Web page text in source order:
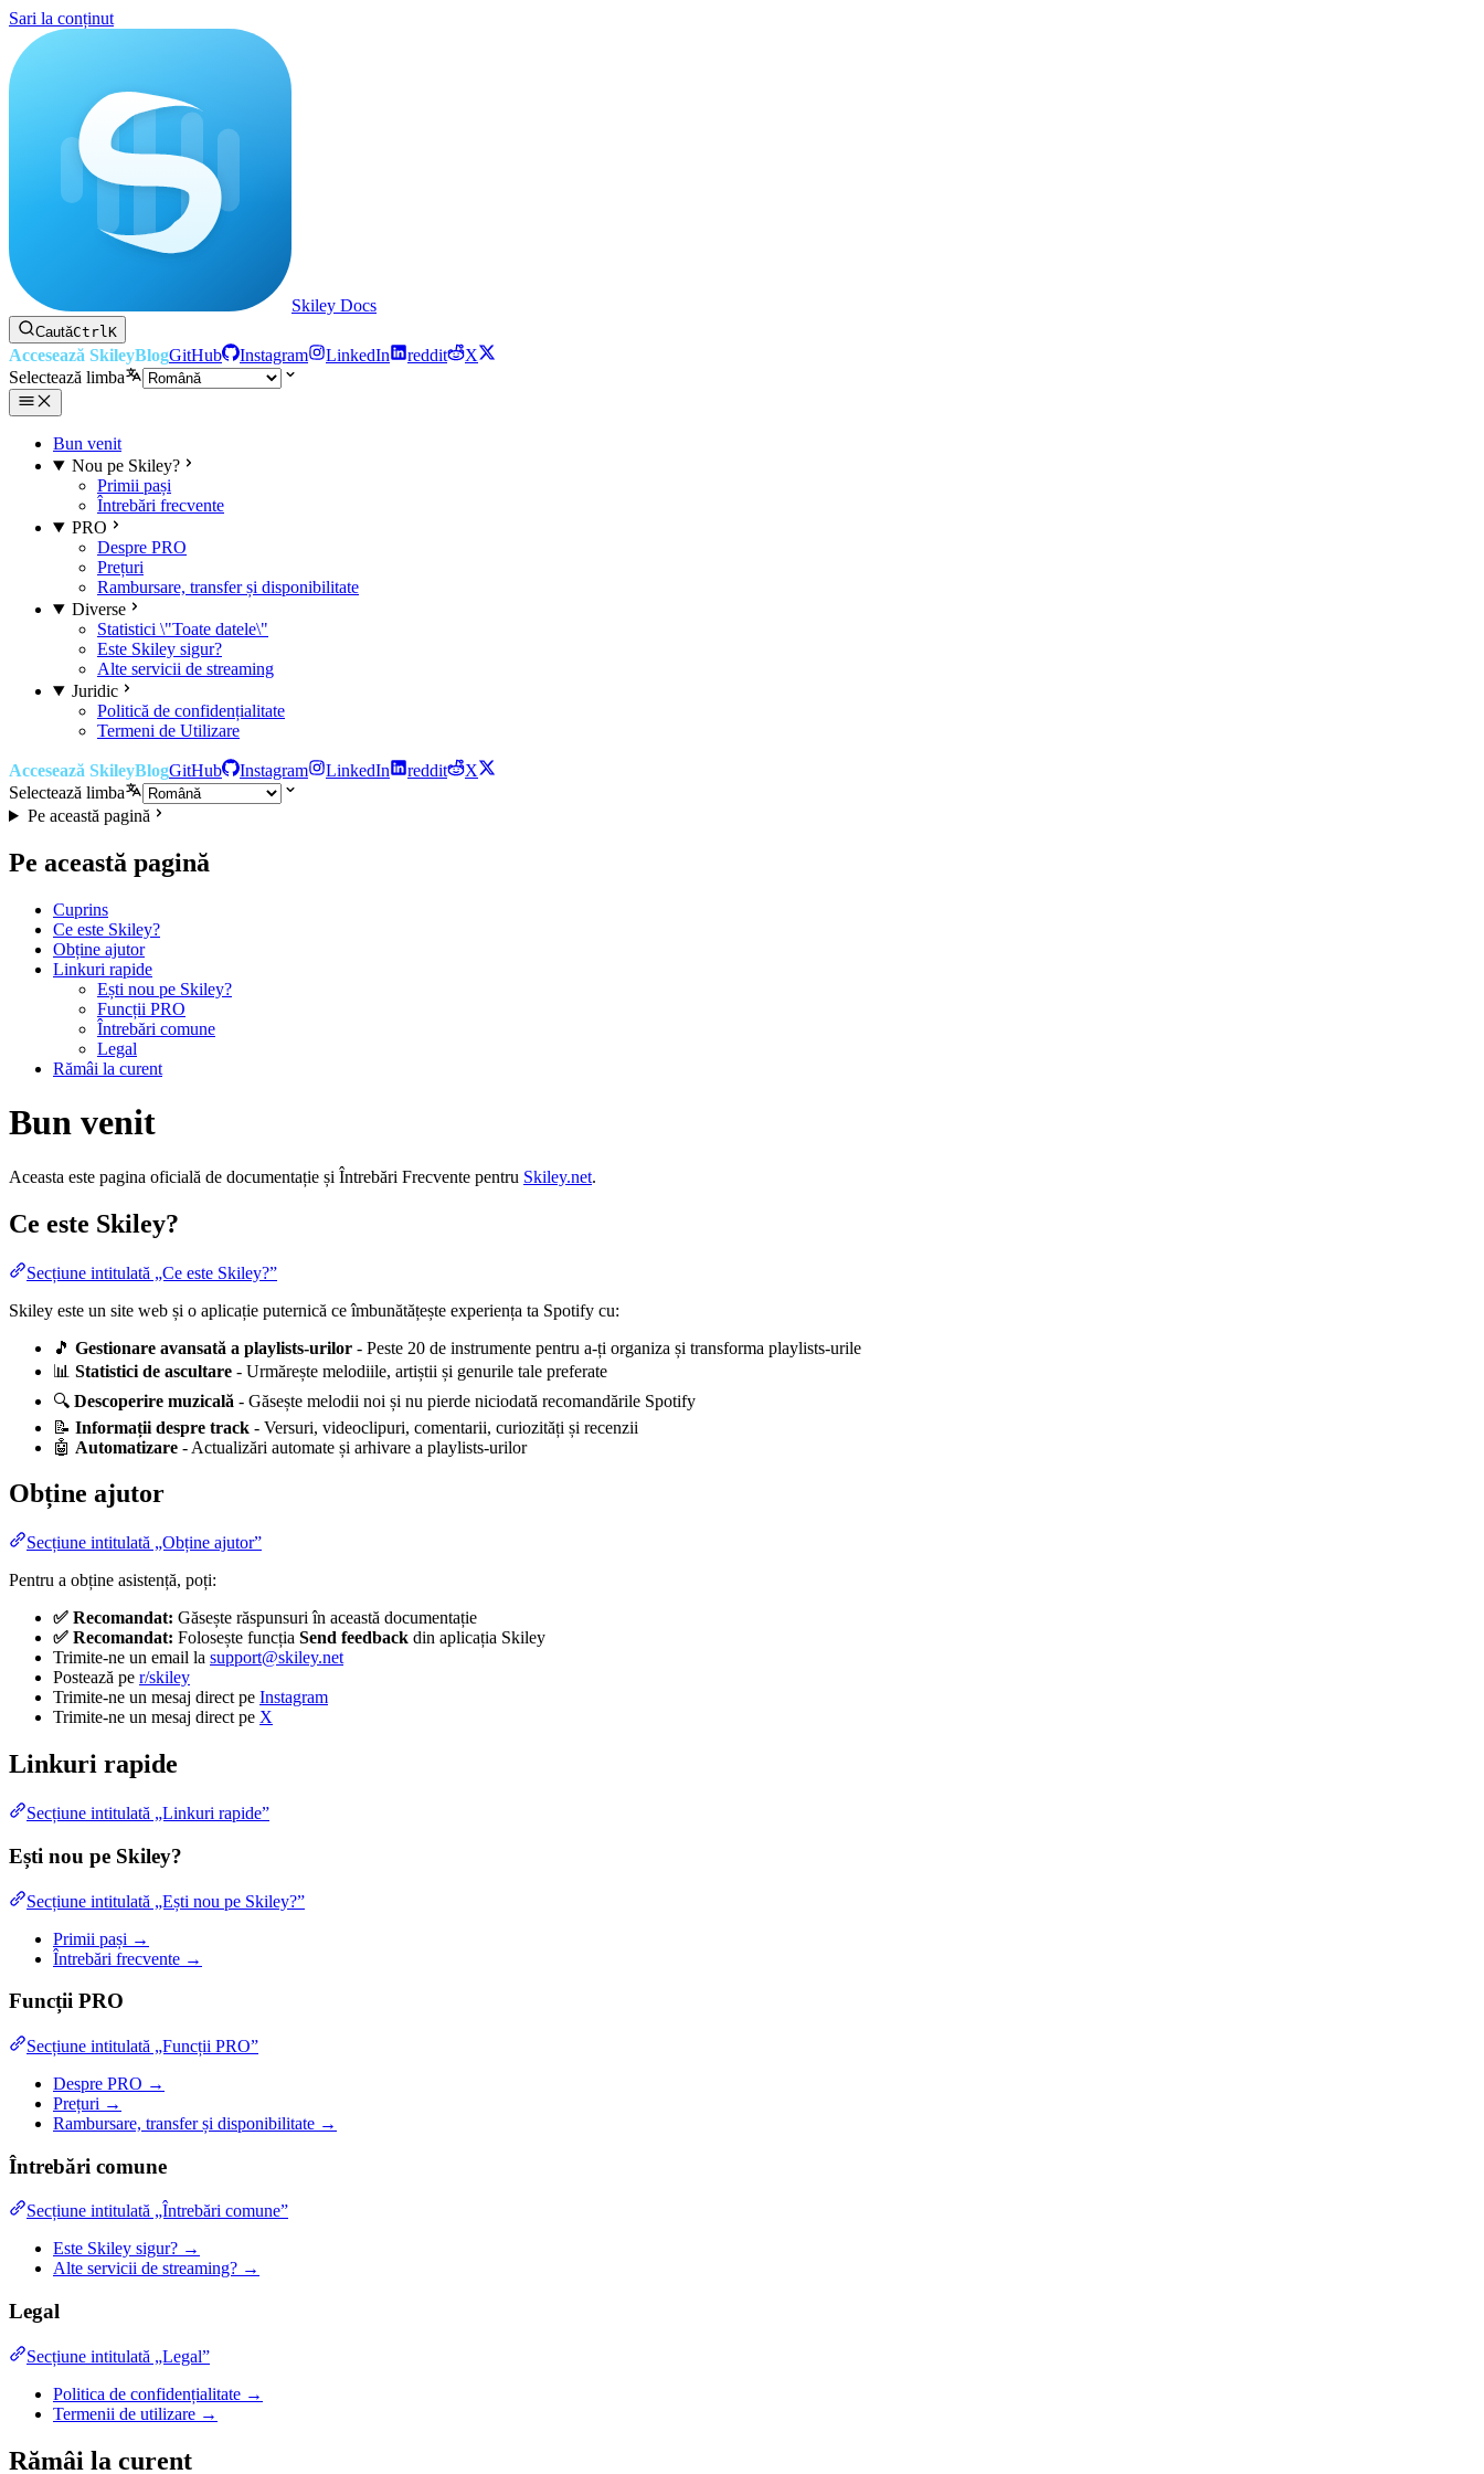
Sari la conținut
Skiley Docs
CautăCtrlK
Accesează SkileyBlogGitHub Instagram LinkedIn reddit
X
Selectează limba
Bun venit
Nou pe Skiley?
Primii pași
Întrebări frecvente
PRO
Despre PRO
Prețuri
Rambursare, transfer și disponibilitate
Diverse
Statistici \"Toate datele\"
Este Skiley sigur?
Alte servicii de streaming
Juridic
Politică de confidențialitate
Termeni de Utilizare
Accesează SkileyBlogGitHub Instagram LinkedIn reddit
X
Selectează limba
Pe această pagină
Pe această pagină
Cuprins
Ce este Skiley?
Obține ajutor
Linkuri rapide
Ești nou pe Skiley?
Funcții PRO
Întrebări comune
Legal
Rămâi la curent
Bun venit
Aceasta este pagina oficială de documentație și Întrebări Frecvente pentru Skiley.net.
Ce este Skiley?
Secțiune intitulată „Ce este Skiley?”
Skiley este un site web și o aplicație puternică ce îmbunătățește experiența ta Spotify cu:
🎵 Gestionare avansată a playlists-urilor - Peste 20 de instrumente pentru a-ți organiza și transforma playlists-urile
📊 Statistici de ascultare - Urmărește melodiile, artiștii și genurile tale preferate
🔍 Descoperire muzicală - Găsește melodii noi și nu pierde niciodată recomandările Spotify
📝 Informații despre track - Versuri, videoclipuri, comentarii, curiozități și recenzii
🤖 Automatizare - Actualizări automate și arhivare a playlists-urilor
Obține ajutor
Secțiune intitulată „Obține ajutor”
Pentru a obține asistență, poți:
✅ Recomandat: Găsește răspunsuri în această documentație
✅ Recomandat: Folosește funcția Send feedback din aplicația Skiley
Trimite-ne un email la support@skiley.net
Postează pe r/skiley
Trimite-ne un mesaj direct pe Instagram
Trimite-ne un mesaj direct pe X
Linkuri rapide
Secțiune intitulată „Linkuri rapide”
Ești nou pe Skiley?
Secțiune intitulată „Ești nou pe Skiley?”
Primii pași →
Întrebări frecvente →
Funcții PRO
Secțiune intitulată „Funcții PRO”
Despre PRO →
Prețuri →
Rambursare, transfer și disponibilitate →
Întrebări comune
Secțiune intitulată „Întrebări comune”
Este Skiley sigur? →
Alte servicii de streaming? →
Legal
Secțiune intitulată „Legal”
Politica de confidențialitate →
Termenii de utilizare →
Rămâi la curent